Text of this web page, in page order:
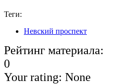
Теги:
Невский проспект
Рейтинг материала:
0
Your rating: None